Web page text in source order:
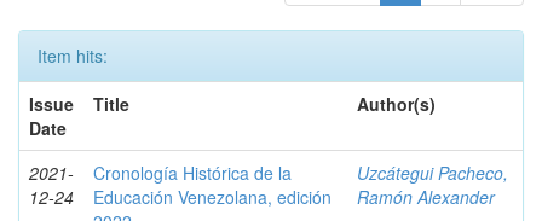
Item hits:
Issue
Date
Title Author(s)
2021-
12-24
Cronología Histórica de la
Educación Venezolana, edición
Uzcátegui Pacheco,
Ramón Alexander